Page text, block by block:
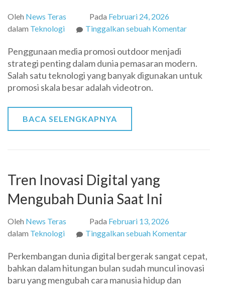
Oleh News Teras Pada Februari 24, 2026
dalam Teknologi Tinggalkan sebuah Komentarpada
Outdoor
untuk
Penggunaan media promosi outdoor menjadi
strategi penting dalam dunia pemasaran modern.
Salah satu teknologi yang banyak digunakan untuk
promosi skala besar adalah videotron.
BACA SELENGKAPNYA
Tren Inovasi Digital yang
Mengubah Dunia Saat Ini
Oleh News Teras Pada Februari 13, 2026
dalam Teknologi Tinggalkan sebuah Komentarpada
Inovasi
Digital
Perkembangan dunia digital bergerak sangat cepat,
bahkan dalam hitungan bulan sudah muncul inovasi
baru yang mengubah cara manusia hidup dan